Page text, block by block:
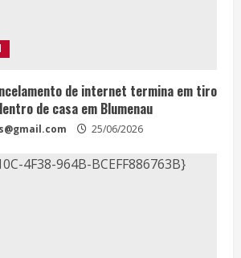
de internet termina em tiro
de casa em Blumenau
25/06/2026